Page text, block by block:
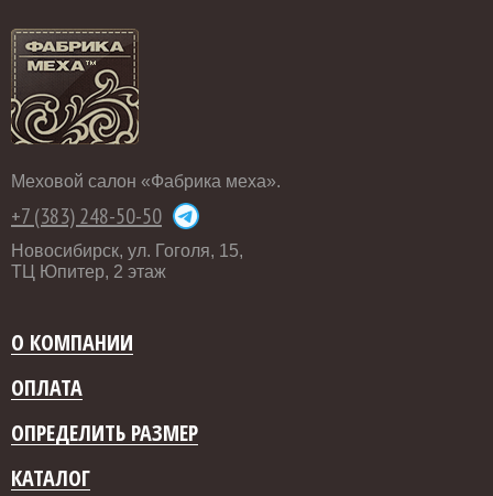
Меховой салон «Фабрика меха».
+7 (383) 248-50-50
Новосибирск, ул. Гоголя, 15,
ТЦ Юпитер, 2 этаж
О КОМПАНИИ
ОПЛАТА
ОПРЕДЕЛИТЬ РАЗМЕР
КАТАЛОГ